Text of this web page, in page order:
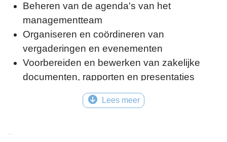
Beheren van de agenda's van het
managementteam
Organiseren en coördineren van
vergaderingen en evenementen
Voorbereiden en bewerken van zakelijke
documenten, rapporten en presentaties
Afhandelen van inkomende en uitgaande
correspondentie
Lees meer